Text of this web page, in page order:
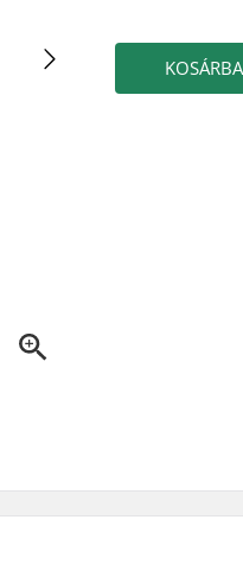
KOSÁRBA